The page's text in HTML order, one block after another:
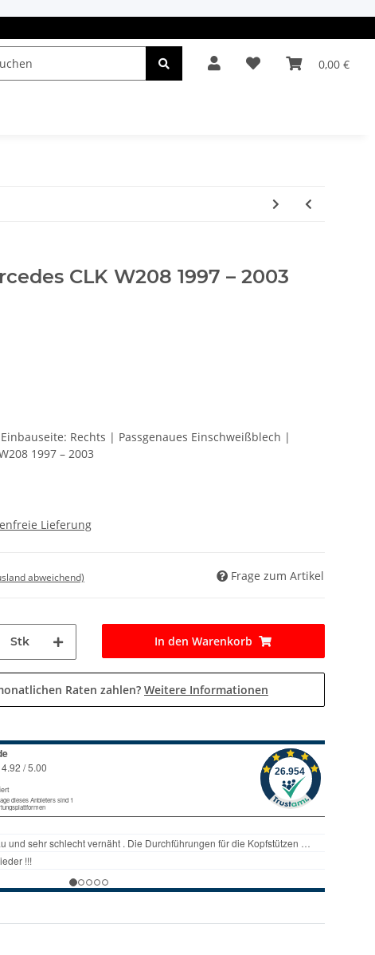
0,00 €
& Leuchten Autopflege Oldtimerteile
CLK W208 1997 – 2003
Rechts | Passgenaues Einschweißblech |
1997 – 2003
Lieferung
abweichend) Frage zum Artikel
Stk In den Warenkorb
Raten zahlen? Weitere Informationen